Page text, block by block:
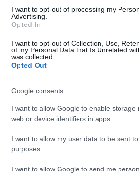
I want to opt-out of processing my
Advertising.
Opted In
I want to opt-out of Collection, Use,
of my Personal Data that Is Unrelated
was collected.
Opted Out
Google consents
I want to allow Google to enable
web or device identifiers in apps.
I want to allow my user data to be sent
purposes.
I want to allow Google to send me
15:4102.12.21